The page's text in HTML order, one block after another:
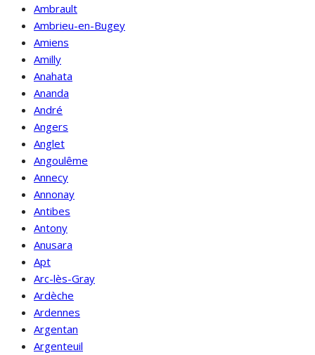
Ambrault
Ambrieu-en-Bugey
Amiens
Amilly
Anahata
Ananda
André
Angers
Anglet
Angoulême
Annecy
Annonay
Antibes
Antony
Anusara
Apt
Arc-lès-Gray
Ardèche
Ardennes
Argentan
Argenteuil